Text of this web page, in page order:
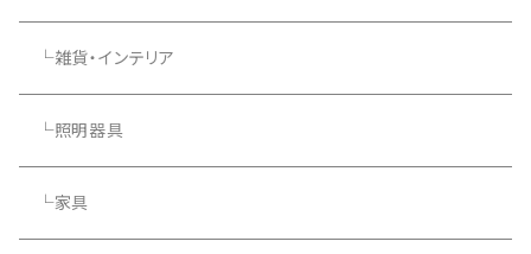
└雑貨・インテリア
└照明器具
└家具